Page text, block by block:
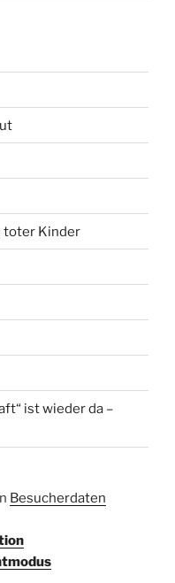
toter Kinder
ist wieder da –
Besucherdaten